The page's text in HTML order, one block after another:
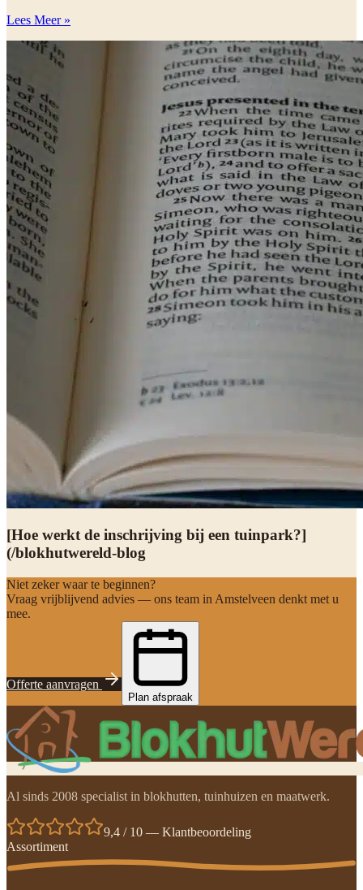
Lees Meer »
[Hoe werkt de inschrijving bij een tuinpark?]
(/blokhutwereld-blog
Niet zeker waar te beginnen?
Vraag vrijblijvend advies — ons team in Amstelveen denkt met u
mee.
Offerte aanvragen
Plan afspraak
Al sinds 2008 specialist in blokhutten, tuinhuizen en maatwerk.
9,4 / 10 — Klantbeoordeling
Assortiment